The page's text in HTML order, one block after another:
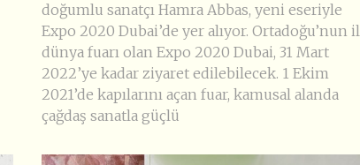
doğumlu sanatçı Hamra Abbas, yeni eseriyle
Expo 2020 Dubai’de yer alıyor. Ortadoğu’nun
dünya fuarı olan Expo 2020 Dubai, 31 Mart
2022’ye kadar ziyaret edilebilecek. 1 Ekim
2021’de kapılarını açan fuar, kamusal alanda
çağdaş sanatla güçlü